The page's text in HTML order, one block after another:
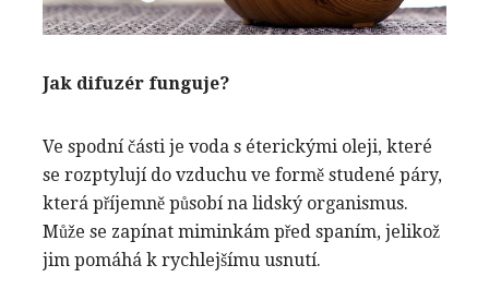
Jak difuzér funguje?
Ve spodní části je voda s éterickými oleji, které
se rozptylují do vzduchu ve formě studené páry,
která příjemně působí na lidský organismus.
Může se zapínat miminkám před spaním, jelikož
jim pomáhá k rychlejšímu usnutí.